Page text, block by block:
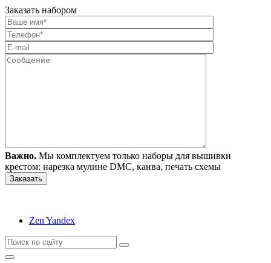
Заказать набором
Важно. Мы комплектуем только наборы для вышивки
крестом: нарезка мулине DMC, канва, печать схемы
Zen Yandex